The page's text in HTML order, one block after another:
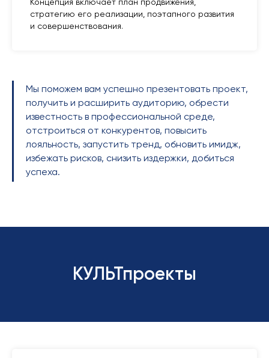
Концепция включает план продвижения,
стратегию его реализации, поэтапного развития
и совершенствования.
Мы поможем вам успешно презентовать проект,
получить и расширить аудиторию, обрести
известность в профессиональной среде,
отстроиться от конкурентов, повысить
лояльность, запустить тренд, обновить имидж,
избежать рисков, снизить издержки, добиться
успеха.
КУЛЬТпроекты